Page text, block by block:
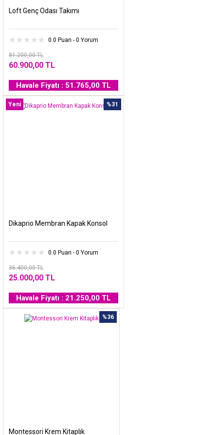
Loft Genç Odası Takımı
0.0 Puan - 0 Yorum
81.200,00 TL
60.900,00 TL
Havale Fiyatı : 51.765,00 TL
%31
Yeni
Dikaprio Membran Kapak Konsol
0.0 Puan - 0 Yorum
36.400,00 TL
25.000,00 TL
Havale Fiyatı : 21.250,00 TL
%36
Montessori Krem Kitaplık